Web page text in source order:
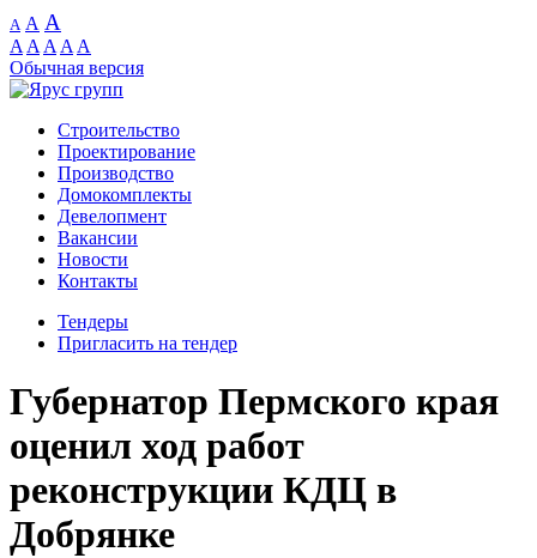
A A A
A A A A A
Обычная версия
Строительство
Проектирование
Производство
Домокомплекты
Девелопмент
Вакансии
Новости
Контакты
Тендеры
Пригласить на тендер
Губернатор Пермского края
оценил ход работ
реконструкции КДЦ в
Добрянке